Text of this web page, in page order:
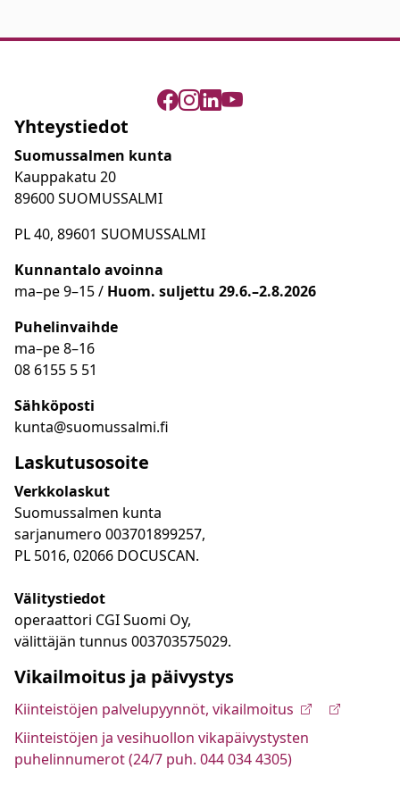
Yhteystiedot
Suomussalmen kunta
Kauppakatu 20
89600 SUOMUSSALMI
PL 40, 89601 SUOMUSSALMI
Kunnantalo avoinna
ma–pe 9–15 / Huom. suljettu 29.6.–2.8.2026
Puhelinvaihde
ma–pe 8–16
08 6155 5 51
Sähköposti
kunta@suomussalmi.fi
Laskutusosoite
Verkkolaskut
Suomussalmen kunta
sarjanumero 003701899257,
PL 5016, 02066 DOCUSCAN.
Välitystiedot
operaattori CGI Suomi Oy,
välittäjän tunnus 003703575029.
Vikailmoitus ja päivystys
Kiinteistöjen palvelupyynnöt, vikailmoitus
Kiinteistöjen ja vesihuollon vikapäivystysten
puhelinnumerot (24/7 puh. 044 034 4305)